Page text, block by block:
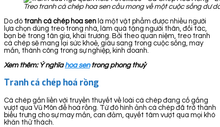
Treo tranh cá chép hoa sen cầu mong về một cuộc sống dư
Do đó tranh cá chép hoa sen là một vật phẩm được nhiều người
lựa chọn dùng treo trong nhà, làm quà tặng người thân, đối tác,
bạn bè trong tân gia, khai trương. Bởi theo quan niệm, treo tranh
cá chép sẽ mang lại sức khoẻ, giàu sang trong cuộc sống, may
mắn, thành công trong sự nghiệp, kinh doanh.
Xem thêm: Ý nghĩahoa sentrong phong thuỷ
Tranh cá chép hoá rồng
Cá chép gắn liền với truyền thuyết về loài cá chép đang cố gắng
vượt qua Vũ Môn để hoá rồng. Từ đó hình ảnh cá chép đã trở thành
biểu trưng cho sự may mắn, can đảm, quyết tâm vượt qua mọi khó
khăn thử thách.